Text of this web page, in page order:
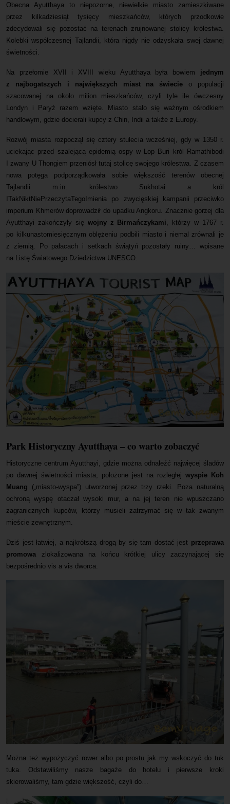
Obecna Ayutthaya to niepozorne, niewielkie miasto zamieszkiwane
przez kilkadziesiąt tysięcy mieszkańców, których przodkowie
zdecydowali się pozostać na terenach zrujnowanej stolicy królestwa.
Kolebki współczesnej Tajlandii, która nigdy nie odzyskała swej dawnej
świetności.
Na przełomie XVII i XVIII wieku Ayutthaya była bowiem jednym
z najbogatszych i największych miast na świecie o populacji
szacowanej na około milion mieszkańców, czyli tyle ile ówczesny
Londyn i Paryż razem wzięte. Miasto stało się ważnym ośrodkiem
handlowym, gdzie docierali kupcy z Chin, Indii a także z Europy.
Rozwój miasta rozpoczął się cztery stulecia wcześniej, gdy w 1350 r.
uciekając przed szalejącą epidemią ospy w Lop Buri król Ramathibodi
I zwany U Thongiem przeniósł tutaj stolicę swojego królestwa. Z czasem
nowa potęga podporządkowała sobie większość terenów obecnej
Tajlandii m.in. królestwo Sukhotai a król
ITakNiktNiePrzeczytaTegoImienia po zwycięskiej kampanii przeciwko
imperium Khmerów doprowadził do upadku Angkoru. Znacznie gorzej dla
Ayutthayi zakończyły się wojny z Birmańczykami, którzy w 1767 r.
po kilkunastomiesięcznym oblężeniu podbili miasto i niemal zrównali je
z ziemią. Po pałacach i setkach świątyń pozostały ruiny… wpisane
na Listę Światowego Dziedzictwa UNESCO.
Park Historyczny Ayutthaya – co warto zobaczyć
Historyczne centrum Ayutthayi, gdzie można odnaleźć najwięcej śladów
po dawnej świetności miasta, położone jest na rozległej wyspie Koh
Muang („miasto-wyspa”) utworzonej przez trzy rzeki. Poza naturalną
ochroną wyspę otaczał wysoki mur, a na jej teren nie wpuszczano
zagranicznych kupców, którzy musieli zatrzymać się w tak zwanym
mieście zewnętrznym.
Dziś jest łatwiej, a najkrótszą drogą by się tam dostać jest przeprawa
promowa zlokalizowana na końcu krótkiej ulicy zaczynającej się
bezpośrednio vis a vis dworca.
Można też wypożyczyć rower albo po prostu jak my wskoczyć do tuk
tuka. Odstawiliśmy nasze bagaże do hotelu i pierwsze kroki
skierowaliśmy, tam gdzie większość, czyli do…